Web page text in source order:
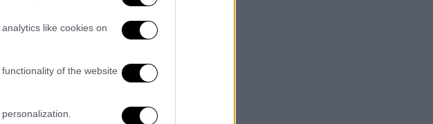
like cookies on
of the website
σε Ισραήλ
η Τουρκία να